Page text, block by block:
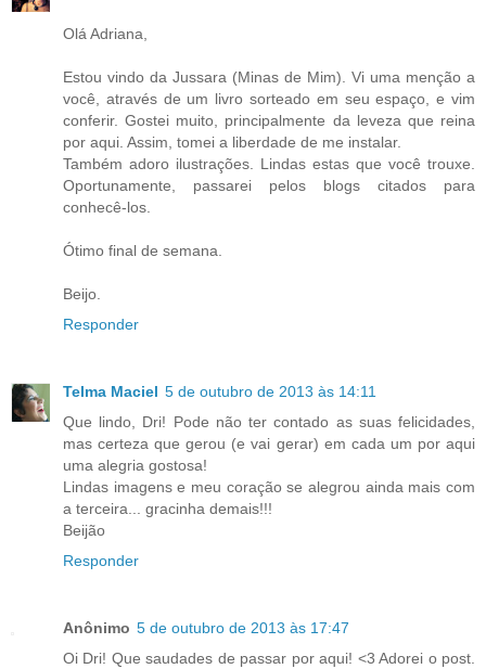
Olá Adriana,
Estou vindo da Jussara (Minas de Mim). Vi uma menção a
você, através de um livro sorteado em seu espaço, e vim
conferir. Gostei muito, principalmente da leveza que reina
por aqui. Assim, tomei a liberdade de me instalar.
Também adoro ilustrações. Lindas estas que você trouxe.
Oportunamente, passarei pelos blogs citados para
conhecê-los.
Ótimo final de semana.
Beijo.
Responder
Telma Maciel 5 de outubro de 2013 às 14:11
Que lindo, Dri! Pode não ter contado as suas felicidades,
mas certeza que gerou (e vai gerar) em cada um por aqui
uma alegria gostosa!
Lindas imagens e meu coração se alegrou ainda mais com
a terceira... gracinha demais!!!
Beijão
Responder
Anônimo 5 de outubro de 2013 às 17:47
Oi Dri! Que saudades de passar por aqui! <3 Adorei o post.